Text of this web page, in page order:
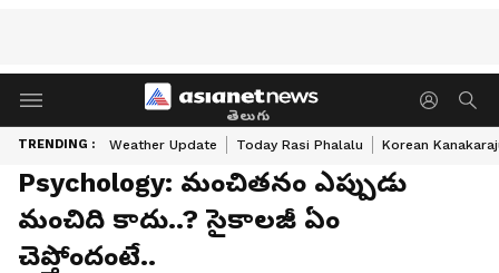
తెలుగు
TRENDING : Weather Update Today Rasi Phalalu Korean
Psychology: మంచితనం ఎప్పుడు
మంచిది కాదు..? సైకాలజీ ఏం
చెప్తోందంటే..